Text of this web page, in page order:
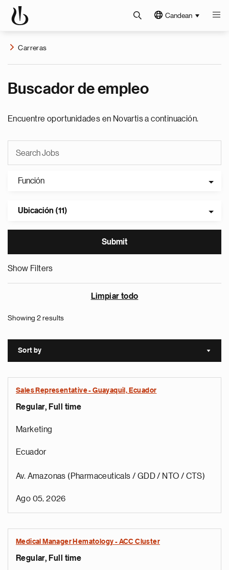
Candean
Carreras
Buscador de empleo
Encuentre oportunidades en Novartis a continuación.
Función
Ubicación (11)
Show Filters
Limpiar todo
Showing 2 results
Sort by Sort
Sales Representative - Guayaquil, Ecuador
Regular, Full time
Marketing
Ecuador
Av. Amazonas (Pharmaceuticals / GDD / NTO / CTS)
Ago 05, 2026
Medical Manager Hematology - ACC Cluster
Regular, Full time